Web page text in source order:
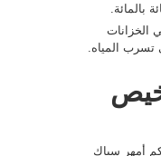
بالمائة.
الخزانات
تسرب المياه.
أمهر سباك